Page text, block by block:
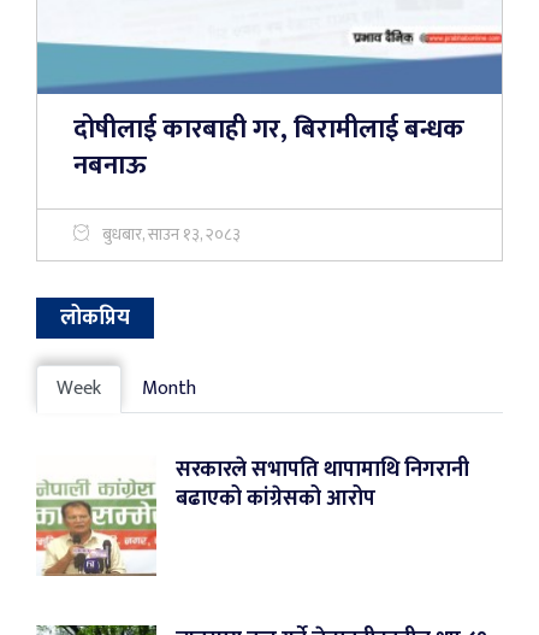
दोषीलाई कारबाही गर, बिरामीलाई बन्धक
नबनाऊ
बुधबार, साउन १३, २०८३
लोकप्रिय
Week Month
सरकारले सभापति थापामाथि निगरानी
बढाएको कांग्रेसको आरोप